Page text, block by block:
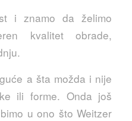
i znamo da želimo
kvalitet obrade,
a šta možda i nije
ili forme. Onda još
u ono što Weitzer